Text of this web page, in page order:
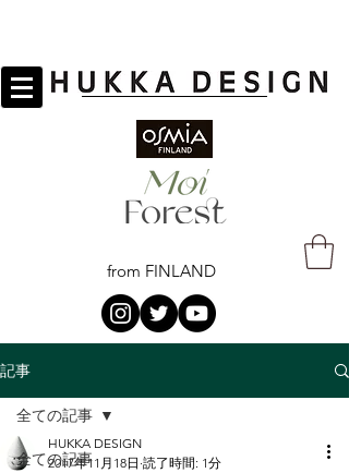
from FINLAND
記事
全ての記事
全ての記事
HUKKA DESIGN
2017年11月18日 読了時間: 1分